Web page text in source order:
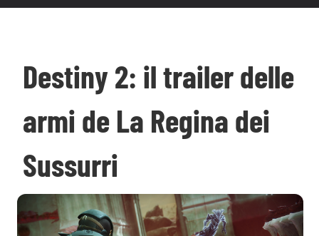
Destiny 2: il trailer delle
armi de La Regina dei
Sussurri